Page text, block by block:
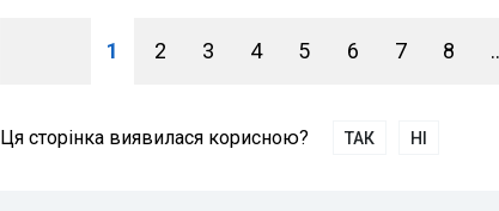
1 2 3 4 5 6 7 8
Ця сторінка виявилася корисною? ТАК НІ